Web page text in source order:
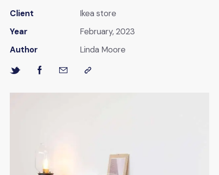
Client
Ikea store
Year
February, 2023
Author
Linda Moore